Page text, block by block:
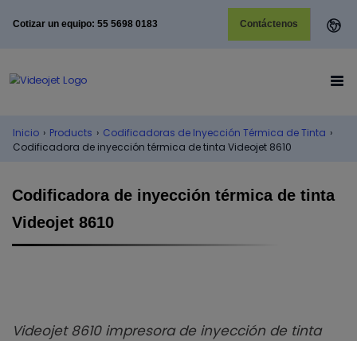
Cotizar un equipo: 55 5698 0183 Contáctenos
Inicio › Products › Codificadoras de Inyección Térmica de Tinta ›
Codificadora de inyección térmica de tinta Videojet 8610
Codificadora de inyección térmica de tinta
Videojet 8610
Videojet 8610 impresora de inyección de tinta